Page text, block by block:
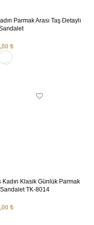
Parmak Arası Taş Detaylı
₺
Kadın Klasik Günlük Parmak
Sandalet TK-8014
₺